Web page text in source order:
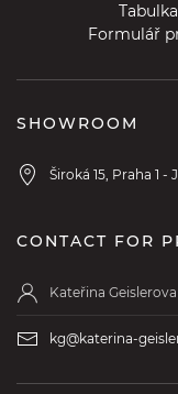
Formulář
SHOWROOM
Široká 15, Praha 1 -
CONTACT FOR
Kateřina Geislerova
kg@katerina-